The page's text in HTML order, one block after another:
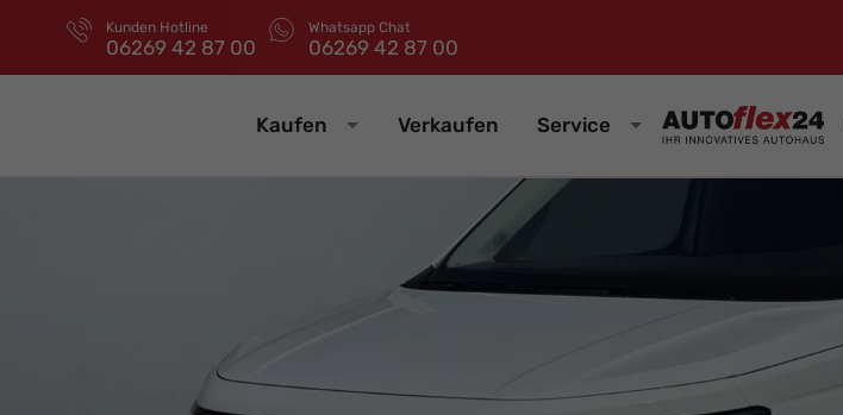
Kunden Hotline
06269 42 87 00
Whatsapp Chat
06269 42 87 00
Kaufen Verkaufen Service